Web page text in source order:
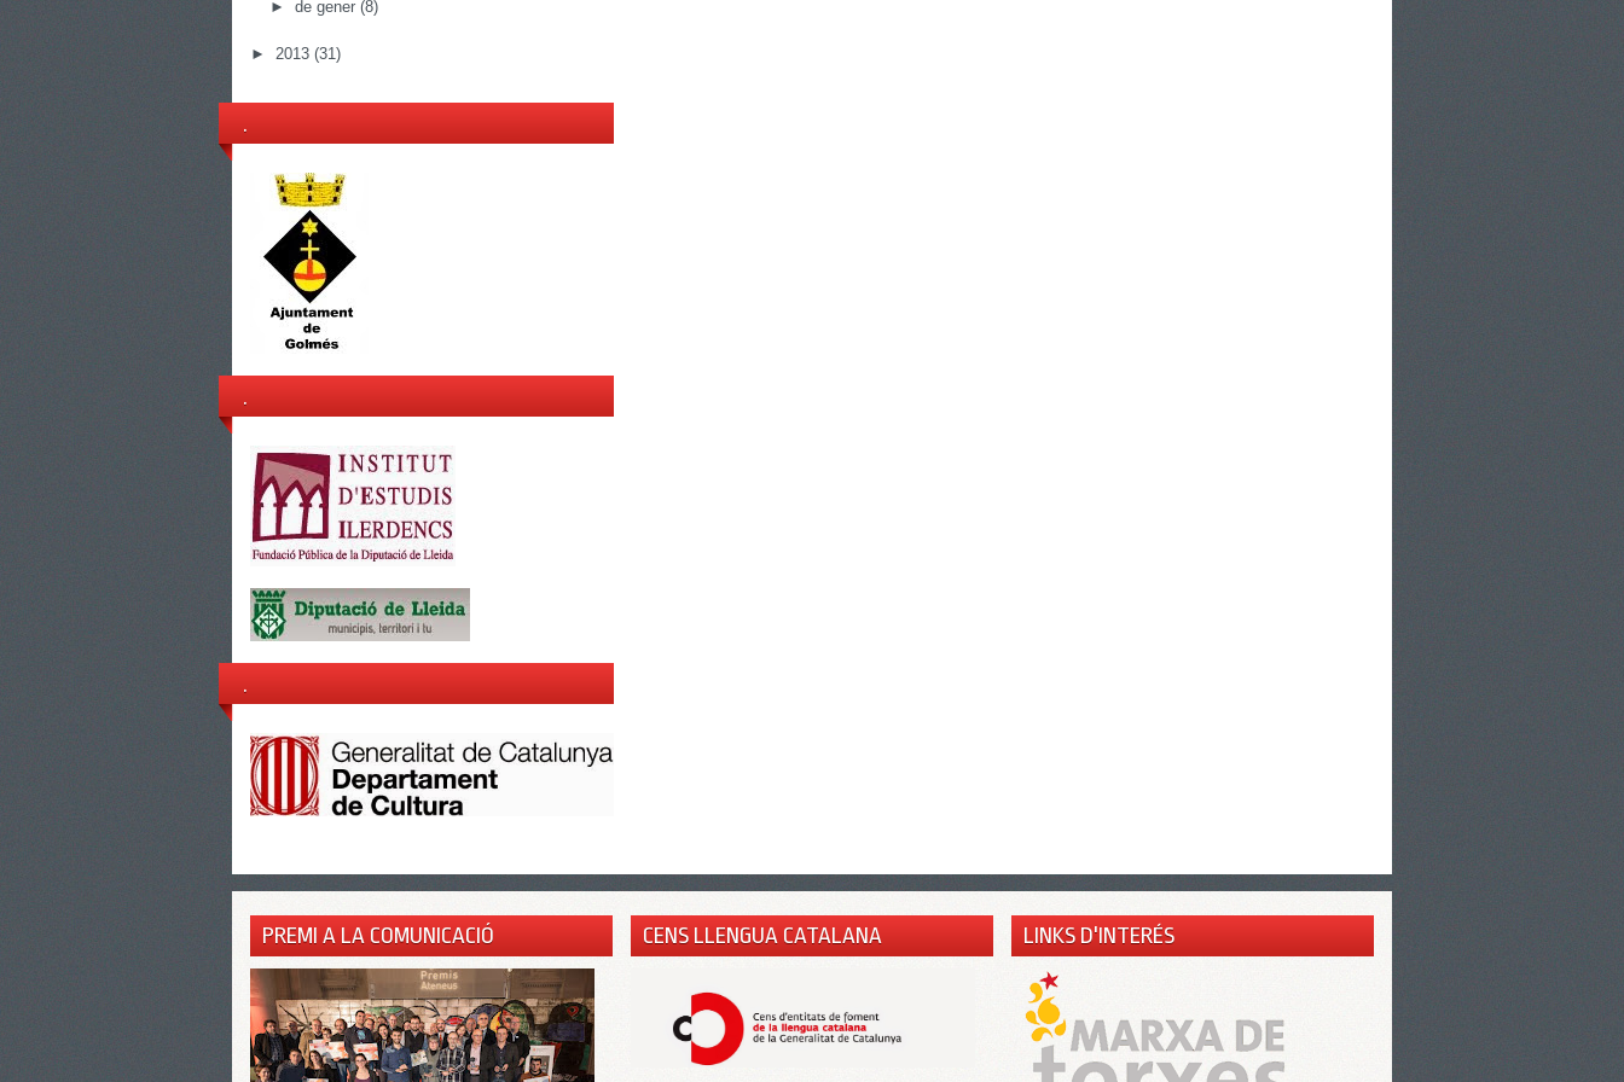
► de gener (8)
► 2013 (31)
.
.
.
PREMI A LA COMUNICACIÓ CENS LLENGUA CATALANA LINKS D'INTERÉS